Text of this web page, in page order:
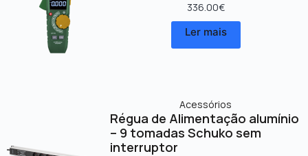
336.00€
Ler mais
Acessórios
Régua de Alimentação alumínio
– 9 tomadas Schuko sem
interruptor